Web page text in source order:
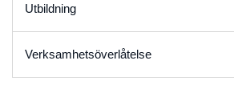
Utbildning
Verksamhetsöverlåtelse